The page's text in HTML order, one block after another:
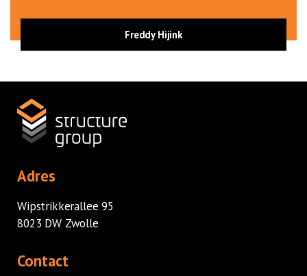
Freddy Hijink
Cases
Interim
Adres
Wipstrikkerallee 95
8023 DW Zwolle
Contact